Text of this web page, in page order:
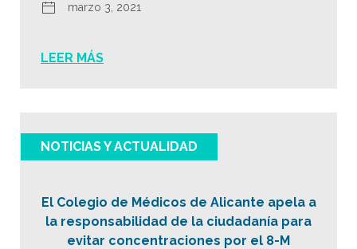
marzo 3, 2021
LEER MÁS
NOTICIAS Y ACTUALIDAD
El Colegio de Médicos de Alicante apela a
la responsabilidad de la ciudadanía para
evitar concentraciones por el 8-M